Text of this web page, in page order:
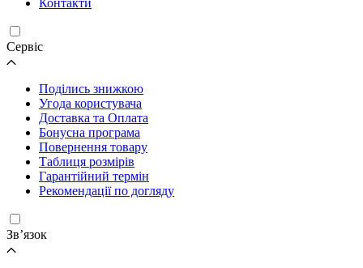
Cервіс
Поділись знижкою
Угода користувача
Доставка та Оплата
Бонусна програма
Повернення товару
Таблиця розмірів
Гарантійний термін
Рекомендації по догляду
Зв’язок